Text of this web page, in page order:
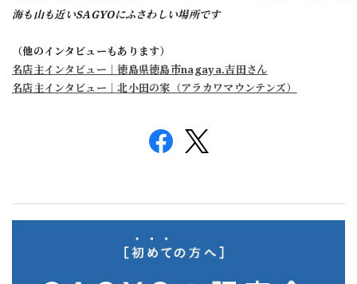
海も山も近いSAGYOにふさわしい場所です
（他のインタビューもあります）
名店主インタビュー｜徳島県徳島市nagaya.吉田さん
名店主インタビュー ｜北小田の家（アラカワマウンテンズ）